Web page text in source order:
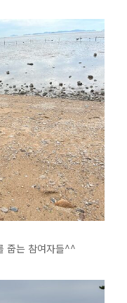
줍는 참여자들^^